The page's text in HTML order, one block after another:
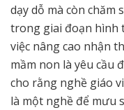
dạy dỗ mà còn
trong giai đoạn hình
việc nâng cao nhận
mầm non là yêu cầu
cho rằng nghề giáo
là một nghề để mưu